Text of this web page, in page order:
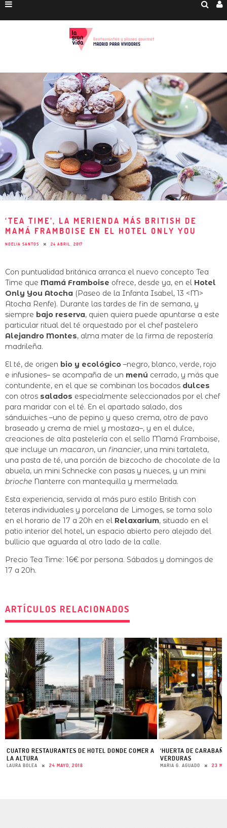
‘TEA TIME’, LA MERIENDA MÁS BRITISH DE
MAMÁ FRAMBOISE EN EL HOTEL ONLY YOU
NOELIA SANTOS 24 ABRIL, 2017
Con puntualidad británica arranca el nuevo concepto Tea
Time que Mamá Framboise ofrece, desde ya, en el Hotel
Only You Atocha (Paseo de la Infanta Isabel, 13 <M>
Atocha Renfe). Durante las tardes de fin de semana, y
siempre bajo reserva, quien quiera puede apuntarse a este
particular ritual del té orquestado por el chef pastelero
Alejandro Montes, alma mater de la firma de repostería
madrileña.
El té, de origen bio y ecológico –negro, blanco, verde, rojo
e infusiones– se acompaña de un menú cerrado, y más que
contundente, en el que se combinan los bocados dulces
con otros salados especialmente seleccionados por el chef
para maridar con el té. En el apartado salado, dos
sándwiches –uno de pepino y queso crema, otro de pavo
braseado y crema de miel y mostaza–, y en el dulce,
creaciones de alta pastelería con el sello Mamá Framboise,
que incluye un macaron, un financier, una mini tartaleta,
una pasta de té, una porción de bizcocho de chocolate de la
abuela, un mini Schnecke con pasas y nueces, y un mini
brioche Nanterre con mantequilla y mermelada.
Esta experiencia, servida al más puro estilo British con
teteras individuales y porcelana de Limoges, se toma solo
en el horario de 17 a 20h en el Relaxarium, situado en el
patio interior del hotel, un espacio abierto pero alejado del
bullicio que aguarda al otro lado de la calle.
Precio Tea Time: 16€ por persona. Sábados y domingos de
17 a 20h.
ARTÍCULOS RELACIONADOS
CUATRO RESTAURANTES DE HOTEL DONDE COMER A
LA ALTURA
LAURA BOLEA 24 MAYO, 2018
‘HUERTA DE
VERDURAS
MARIA G. AGUADO 23